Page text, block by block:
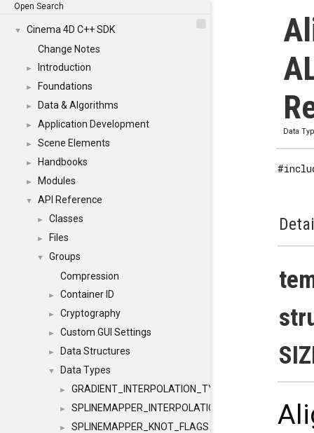
Open Search
▼
Cinema 4D C++ SDK
Change Notes
► Introduction
► Foundations
► Data & Algorithms
► Application Development
► Scene Elements
► Handbooks
► Modules
▼ API Reference
► Classes
► Files
▼
Groups
Compression
► Container ID
► Cryptography
► Custom GUI Settings
► Data Structures
▼ Data Types
► GRADIENT_INTERPOLATION_TYPE
► SPLINEMAPPER_INTERPOLATION_TYPE
► SPLINEMAPPER_KNOT_FLAGS
Data